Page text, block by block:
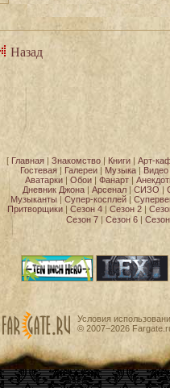
Назад
[ Главная| Знакомство| Книги| Арт-
Гостевая
Галереи Музыка Видео
Аватарки
Обои Фанарт
Дневник Джона| Арсенал| СИЗО
Музыканты
Супер-косплей
Притворщики
Сезон 4 Сезон 2
Сезон 7| Сезон 6|
Условия
© 2007−2026